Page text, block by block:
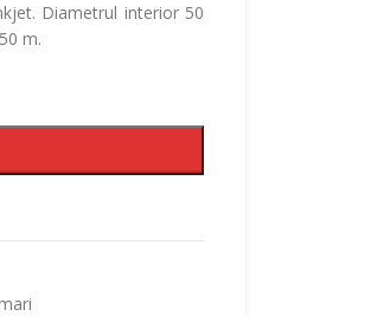
Diametrul interior 50
m.